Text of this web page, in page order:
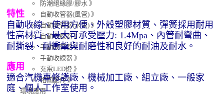
防潮絕緣膠/膠水 》
自動收管器(風管) 》
自動收管器(水管) 》
自動收線器 》
手動收管器 》
手動收線器 》
充電LED燈 》
相關配件 》
環境應用
特性
自動收線、使用方便、外殼塑膠材質、彈簧採用耐用
性高材質、最大可承受壓力: 1.4Mpa 、內管耐彎曲、
耐撕裂、耐衝擊與耐磨性和良好的耐油及耐水。
應用
適合汽機車修護廠、機械加工廠、組立廠、一般家
庭、個人工作室使用。